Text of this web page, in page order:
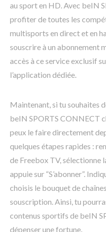
au sport en HD. Avec beIN
profiter de toutes les
multisports en direct et en
souscrire à un abonnement
accès à ce service exclusif
l’application dédiée.
Maintenant, si tu souhaites
beIN SPORTS CONNECT
peux le faire directement
quelques étapes rapides :
de Freebox TV, sélectionne
appuie sur “S’abonner”.
choisis le bouquet de
souscription. Ainsi, tu
contenus sportifs de beIN
dépenser une fortune.